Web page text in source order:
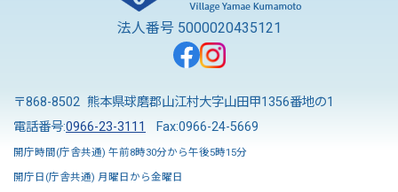
法人番号 5000020435121
〒868-8502 熊本県球磨郡山江村大字山田甲1356番地の1
電話番号:0966-23-3111 Fax:0966-24-5669
開庁時間(庁舎共通) 午前8時30分から午後5時15分
開庁日(庁舎共通) 月曜日から金曜日